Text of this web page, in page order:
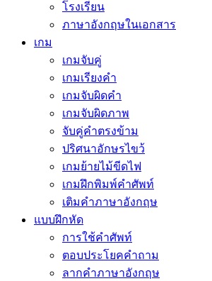
โรงเรียน
ภาษาอังกฤษในเอกสาร
เกม
เกมจับคู่
เกมเรียงคำ
เกมจับผิดคำ
เกมจับผิดภาพ
จับคู่คำตรงข้าม
ปริศนาอักษรไขว้
เกมย้ายไม้ขีดไฟ
เกมฝึกพิมพ์คำศัพท์
เติมคำภาษาอังกฤษ
แบบฝึกหัด
การใช้คำศัพท์
ตอบประโยคคำถาม
ลากคำภาษาอังกฤษ